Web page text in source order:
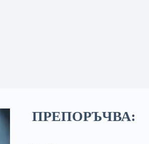
ПРЕПОРЪЧВА: